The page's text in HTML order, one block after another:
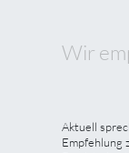
Wir
Aktuell
Empfehlung